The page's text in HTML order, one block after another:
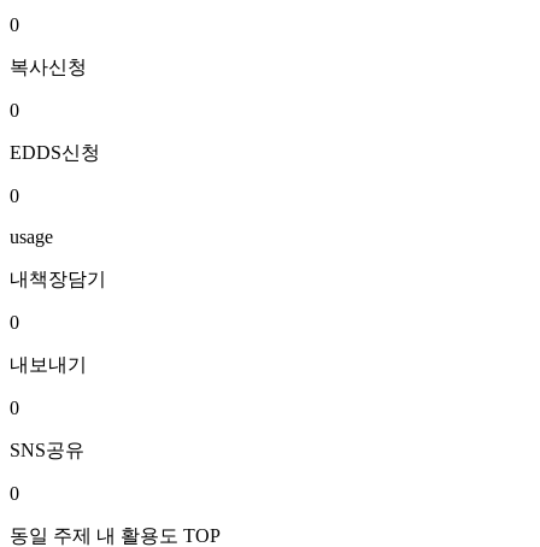
0
복사신청
0
EDDS신청
0
usage
내책장담기
0
내보내기
0
SNS공유
0
동일 주제 내 활용도 TOP